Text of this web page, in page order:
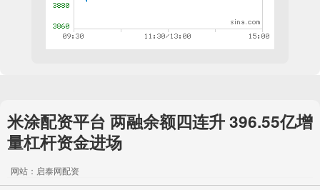
米涂配资平台 两融余额四连升 396.55亿增
量杠杆资金进场
网站：启泰网配资